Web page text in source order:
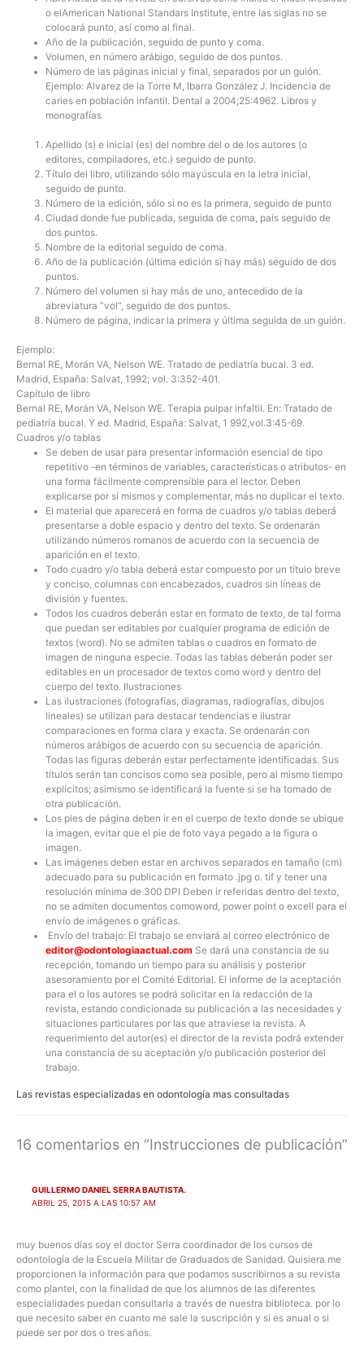
o elAmerican National Standars Institute, entre las siglas no se
colocará punto, así como al final.
Año de la publicación, seguido de punto y coma.
Volumen, en número arábigo, seguido de dos puntos.
Número de las páginas inicial y final, separados por un guión.
Ejemplo: Alvarez de la Torre M, Ibarra González J. Incidencia de
caries en población infantil. Dental a 2004;25:4962. Libros y
monografías
Apellido (s) e inicial (es) del nombre del o de los autores (o
editores, compiladores, etc.) seguido de punto.
Título del libro, utilizando sólo mayúscula en la letra inicial,
seguido de punto.
Número de la edición, sólo si no es la primera, seguido de punto
Ciudad donde fue publicada, seguida de coma, país seguido de
dos puntos.
Nombre de la editorial seguido de coma.
Año de la publicación (última edición si hay más) seguido de dos
puntos.
Número del volumen si hay más de uno, antecedido de la
abreviatura “vol”, seguido de dos puntos.
Número de página, indicar la primera y última seguida de un guión.
Ejemplo:
Bernal RE, Morán VA, Nelson WE. Tratado de pediatría bucal. 3 ed.
Madrid, España: Salvat, 1992; vol. 3:352-401.
Capítulo de libro
Bernal RE, Morán VA, Nelson WE. Terapia pulpar infaltil. En: Tratado de
pediatría bucal. Y ed. Madrid, España: Salvat, 1 992,vol.3:45-69.
Cuadros y/o tablas
Se deben de usar para presentar información esencial de tipo
repetitivo -en términos de variables, características o atributos- en
una forma fácilmente comprensible para el lector. Deben
explicarse por sí mismos y complementar, más no duplicar el texto.
El material que aparecerá en forma de cuadros y/o tablas deberá
presentarse a doble espacio y dentro del texto. Se ordenarán
utilizando números romanos de acuerdo con la secuencia de
aparición en el texto.
Todo cuadro y/o tabla deberá estar compuesto por un título breve
y conciso, columnas con encabezados, cuadros sin líneas de
división y fuentes.
Todos los cuadros deberán estar en formato de texto, de tal forma
que puedan ser editables por cualquier programa de edición de
textos (word). No se admiten tablas o cuadros en formato de
imagen de ninguna especie. Todas las tablas deberán poder ser
editables en un procesador de textos como wordy dentro del
cuerpo del texto. Ilustraciones
Las ilustraciones (fotografías, diagramas, radiografías, dibujos
lineales) se utilizan para destacar tendencias e ilustrar
comparaciones en forma clara y exacta. Se ordenarán con
números arábigos de acuerdo con su secuencia de aparición.
Todas las figuras deberán estar perfectamente identificadas. Sus
títulos serán tan concisos como sea posible, pero al mismo tiempo
explícitos; asimismo se identificará la fuente si se ha tomado de
otra publicación.
Los pies de página deben ir en el cuerpo de texto donde se ubique
la imagen, evitar que el pie de foto vaya pegado a la figura o
imagen.
Las imágenes deben estar en archivos separadosen tamaño (cm)
adecuado para su publicación en formato .jpg o. tif y tener una
resolución mínima de 300 DPI Deben ir referidas dentro del texto,
no se admiten documentos comoword, power point o excell para el
envío de imágenes o gráficas.
Envío del trabajo:El trabajo se enviará al correo electrónico de
editor@odontologiaactual.com Se dará una constancia de su
recepción, tomando un tiempo para su análisis y posterior
asesoramiento por el Comité Editorial. El informe de la aceptación
para el o los autores se podrá solicitar en la redacción de la
revista, estando condicionada su publicación a las necesidades y
situaciones particulares por las que atraviese la revista. A
requerimiento del autor(es) el director de la revista podrá extender
una constancia de su aceptación y/o publicación posterior del
trabajo.
Las revistas especializadas en odontología mas consultadas
16 comentarios en “Instrucciones de publicación”
GUILLERMO DANIEL SERRA BAUTISTA.
ABRIL 25, 2015 A LAS 10:57 AM
muy buenos días soy el doctor Serra coordinador de los cursos de
odontología de la Escuela Militar de Graduados de Sanidad. Quisiera me
proporcionen la información para que podamos suscribirnos a su revista
como plantel, con la finalidad de que los alumnos de las diferentes
especialidades puedan consultarla a través de nuestra biblioteca. por lo
que necesito saber en cuanto me sale la suscripción y si es anual o si
puede ser por dos o tres años.